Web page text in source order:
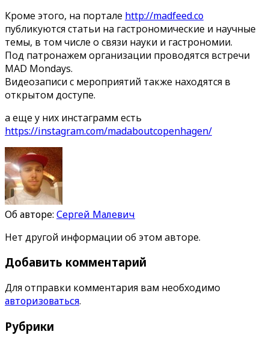
Кроме этого, на портале http://madfeed.co
публикуются статьи на гастрономические и научные
темы, в том числе о связи науки и гастрономии.
Под патронажем организации проводятся встречи
MAD Mondays.
Видеозаписи с мероприятий также находятся в
открытом доступе.
а еще у них инстаграмм есть
https://instagram.com/madaboutcopenhagen/
Об авторе: Сергей Малевич
Нет другой информации об этом авторе.
Добавить комментарий
Для отправки комментария вам необходимо
авторизоваться.
Рубрики